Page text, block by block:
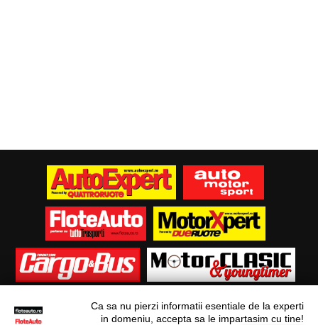
Ca sa nu pierzi informatii esentiale de la experti
in domeniu, accepta sa le impartasim cu tine!